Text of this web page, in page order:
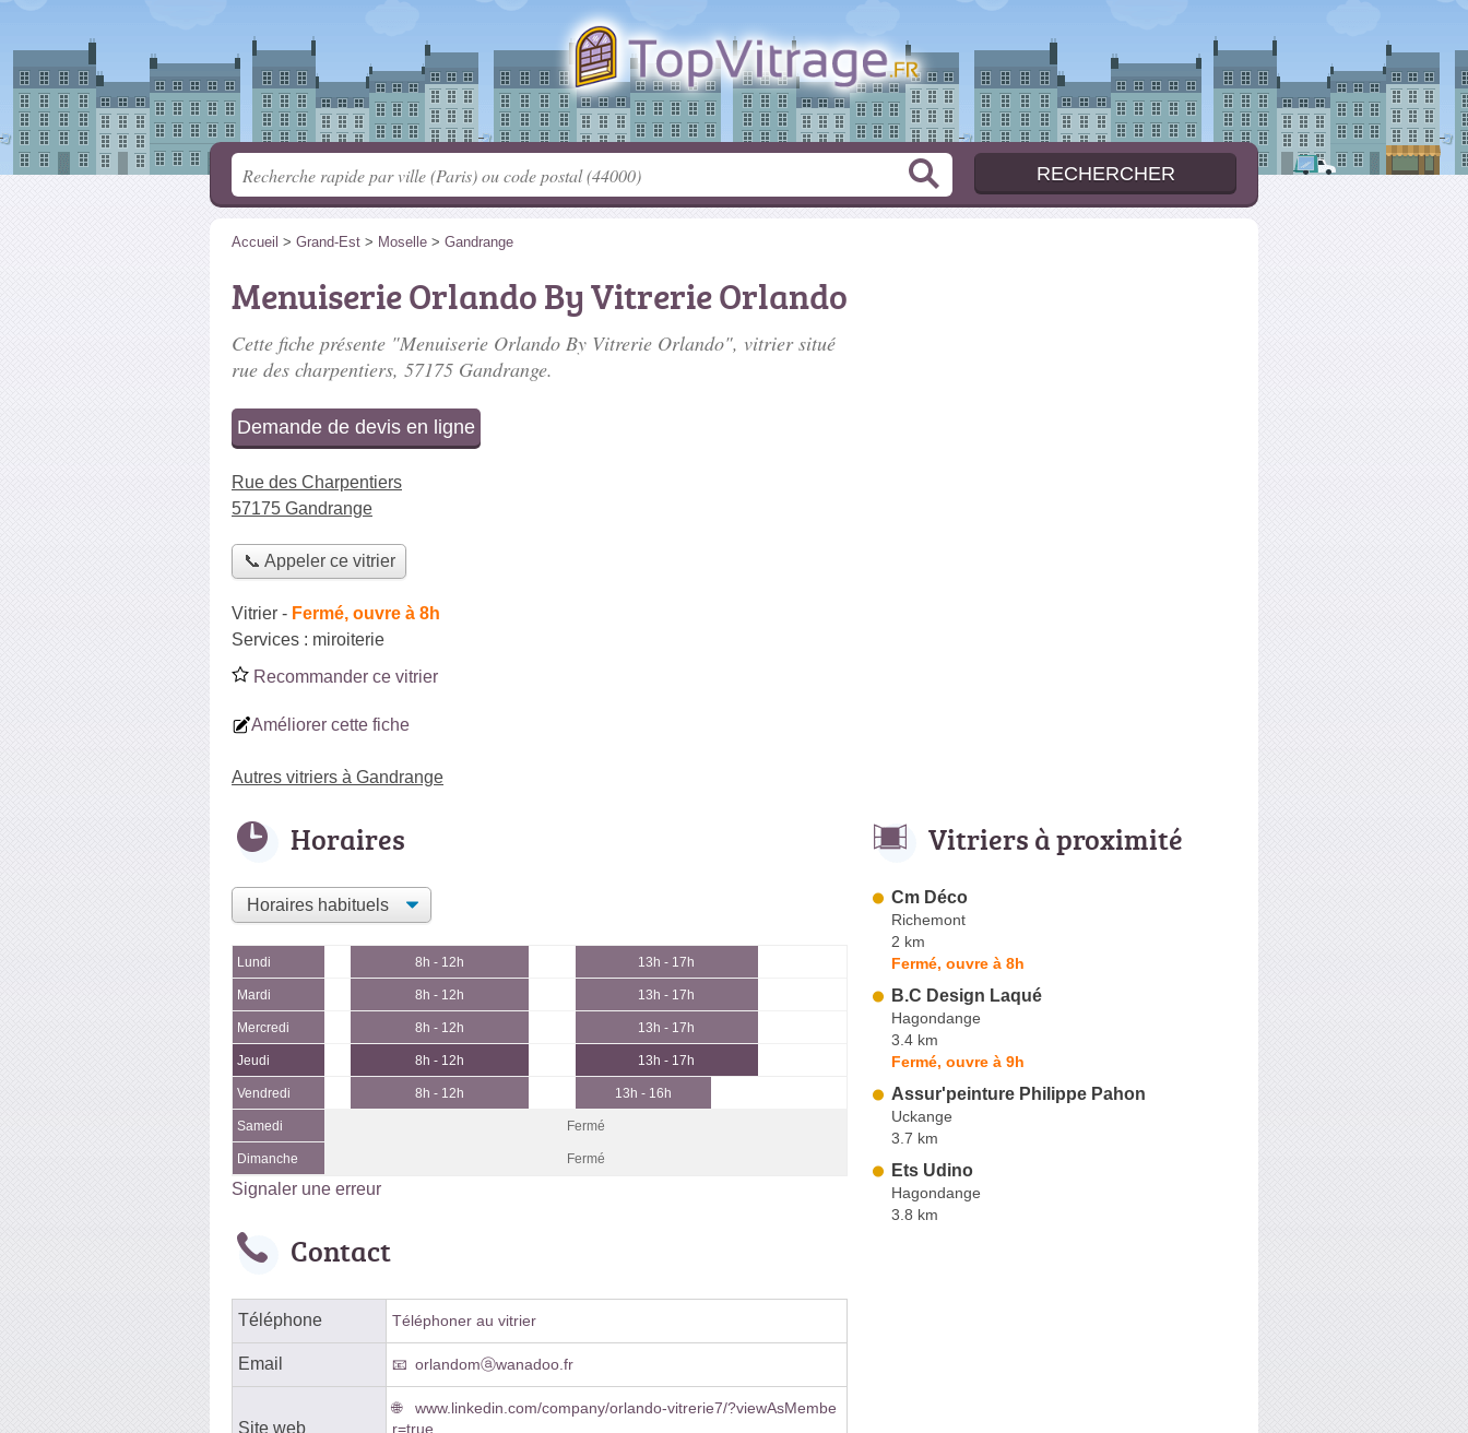
Accueil > Grand-Est > Moselle > Gandrange
Menuiserie Orlando By Vitrerie Orlando
Cette fiche présente "Menuiserie Orlando By Vitrerie Orlando", vitrier situé
rue des charpentiers, 57175 Gandrange.
Demande de devis en ligne
Rue des Charpentiers
57175 Gandrange
📞 Appeler ce vitrier
Vitrier - Fermé, ouvre à 8h
Services : miroiterie
Recommander ce vitrier
Améliorer cette fiche
Autres vitriers à Gandrange
Horaires
Lundi 8h - 12h 13h - 17h
Mardi 8h - 12h 13h - 17h
Mercredi 8h - 12h 13h - 17h
Jeudi 8h - 12h 13h - 17h
Vendredi 8h - 12h 13h - 16h
Samedi Fermé
Dimanche Fermé
Signaler une erreur
Contact
Téléphone Téléphoner au vitrier
Email orlandomⓐwanadoo.fr
Site web
www.linkedin.com/company/orlando-vitrerie7/?viewAsMembe
r=true
Vitriers à proximité
Cm Déco
Richemont
2 km
Fermé, ouvre à 8h
B.C Design Laqué
Hagondange
3.4 km
Fermé, ouvre à 9h
Assur'peinture Philippe Pahon
Uckange
3.7 km
Ets Udino
Hagondange
3.8 km